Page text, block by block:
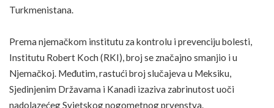
Turkmenistana.
Prema njemačkom institutu za kontrolu i prevenciju bolesti,
Institutu Robert Koch (RKI), broj se značajno smanjio i u
Njemačkoj. Međutim, rastući broj slučajeva u Meksiku,
Sjedinjenim Državama i Kanadi izaziva zabrinutost uoči
nadolazećeg Svjetskog nogometnog prvenstva.